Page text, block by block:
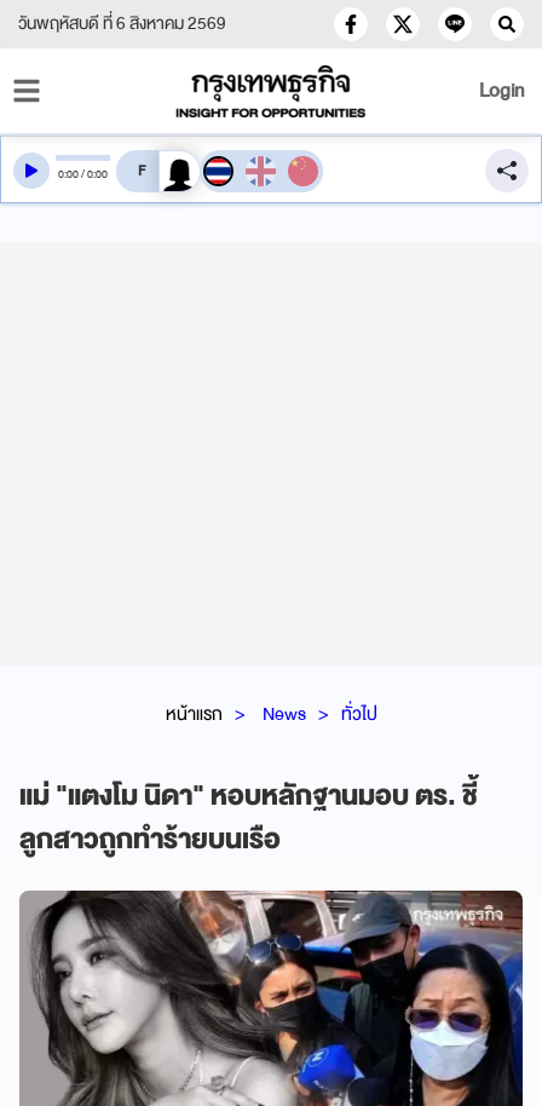
วันพฤหัสบดี ที่ 6 สิงหาคม 2569
Login
หน้าแรก News ทั่วไป
แม่ "แตงโม นิดา" หอบหลักฐานมอบ ตร. ชี้
ลูกสาวถูกทำร้ายบนเรือ
0:00/0:00 สลับเสียงอ่าน